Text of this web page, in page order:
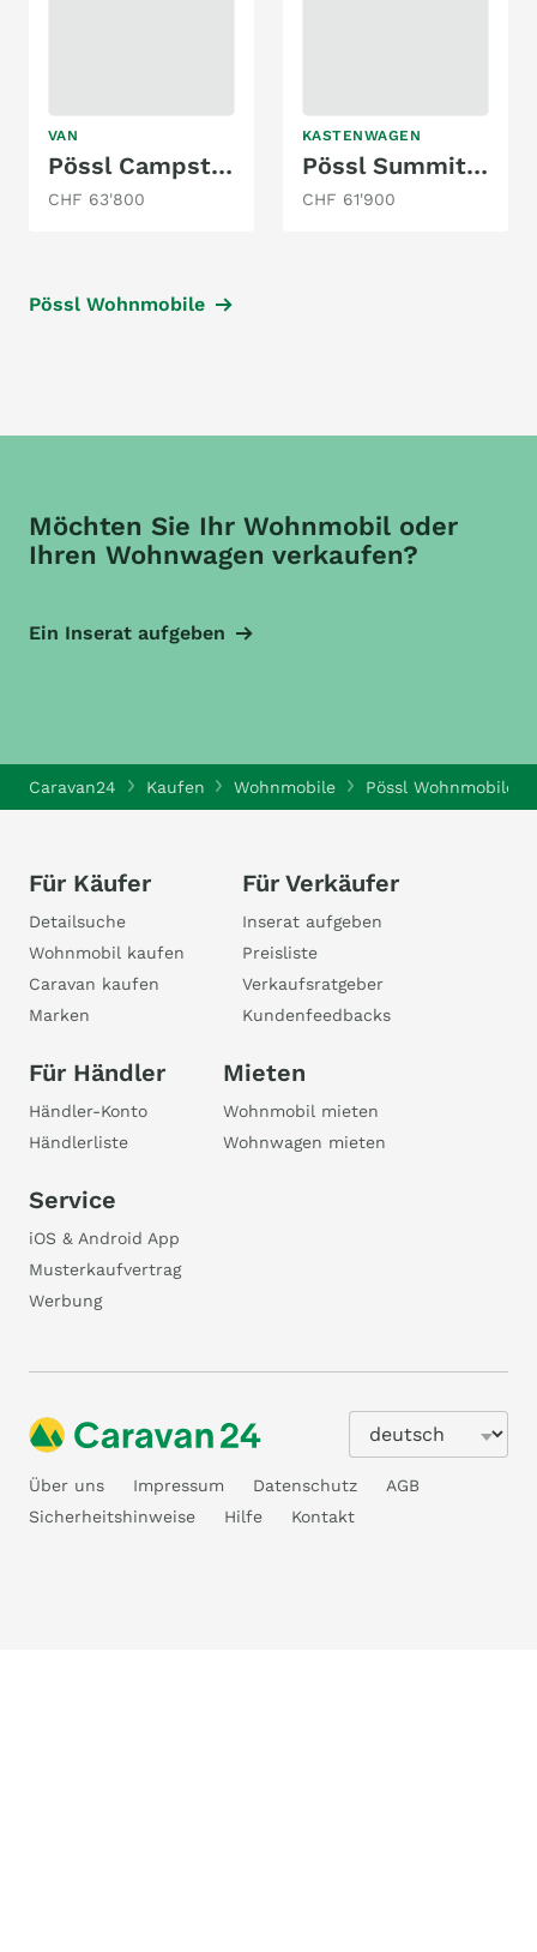
VAN
Pössl Campster 180 PS EAT8
CHF 63'800
KASTENWAGEN
Pössl Summit 600 Plus
CHF 61'900
Pössl Wohnmobile
Möchten Sie Ihr Wohnmobil oder
Ihren Wohnwagen verkaufen?
Ein Inserat aufgeben
Caravan24 Kaufen Wohnmobile Pössl Wohnmobile
Für Käufer
Detailsuche
Wohnmobil kaufen
Caravan kaufen
Marken
Für Verkäufer
Inserat aufgeben
Preisliste
Verkaufsratgeber
Kundenfeedbacks
Für Händler
Händler-Konto
Händlerliste
Mieten
Wohnmobil mieten
Wohnwagen mieten
Service
iOS & Android App
Musterkaufvertrag
Werbung
Über uns Impressum Datenschutz
AGB
Sicherheitshinweise
Hilfe Kontakt